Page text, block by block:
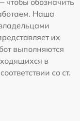
обозначить
Наша
их
выполняются
в
со ст.